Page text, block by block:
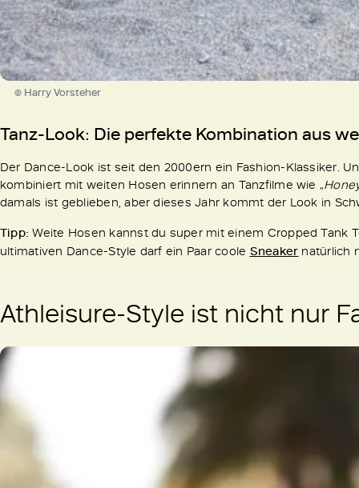
© Harry Vorsteher
Tanz-Look: Die perfekte Kombination aus
Der Dance-Look ist seit den 2000ern ein Fashion-Klassiker.
kombiniert mit weiten Hosen erinnern an Tanzfilme wie „
damals ist geblieben, aber dieses Jahr kommt der Look in
Tipp: Weite Hosen kannst du super mit einem Cropped Tank
ultimativen Dance-Style darf ein Paar coole Sneaker natürlich
Athleisure-Style ist nicht nur